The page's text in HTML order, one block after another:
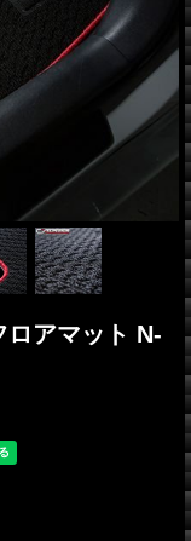
ロアマット N-